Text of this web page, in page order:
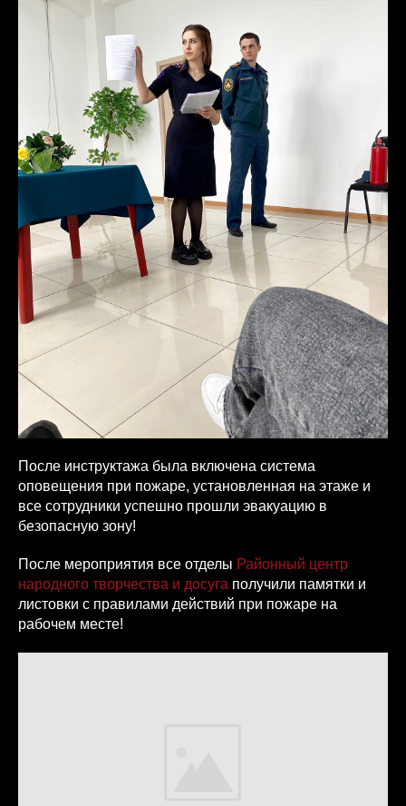
После инструктажа была включена система
оповещения при пожаре, установленная на этаже и
все сотрудники успешно прошли эвакуацию в
безопасную зону!
После мероприятия все отделы Районный центр
народного творчества и досуга получили памятки и
листовки с правилами действий при пожаре на
рабочем месте!